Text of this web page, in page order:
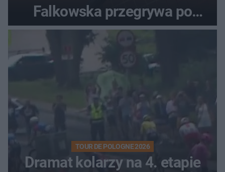
Falkowska przegrywa po
zaciętym boju
TOUR DE POLOGNE 2026
Dramat kolarzy na 4. etapie